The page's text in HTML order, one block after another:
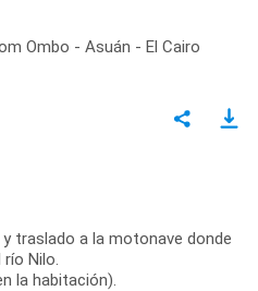
Ombo - Asuán - El Cairo
traslado a la motonave donde
Nilo.
la habitación).